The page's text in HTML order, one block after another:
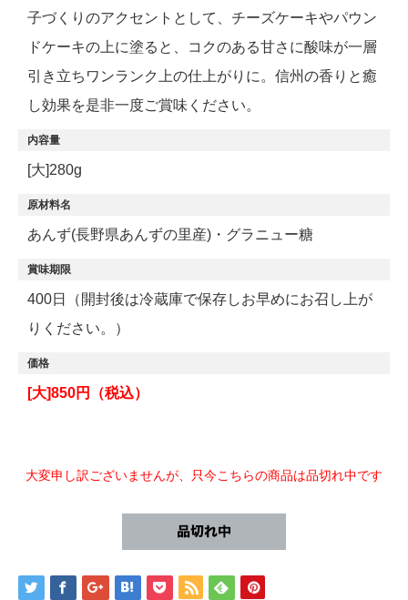
子づくりのアクセントとして、チーズケーキやパウン
ドケーキの上に塗ると、コクのある甘さに酸味が一層
引き立ちワンランク上の仕上がりに。信州の香りと癒
し効果を是非一度ご賞味ください。
内容量
[大]280g
原材料名
あんず(長野県あんずの里産)・グラニュー糖
賞味期限
400日（開封後は冷蔵庫で保存しお早めにお召し上が
りください。）
価格
[大]850円（税込）
大変申し訳ございませんが、只今こちらの商品は品切れ中です